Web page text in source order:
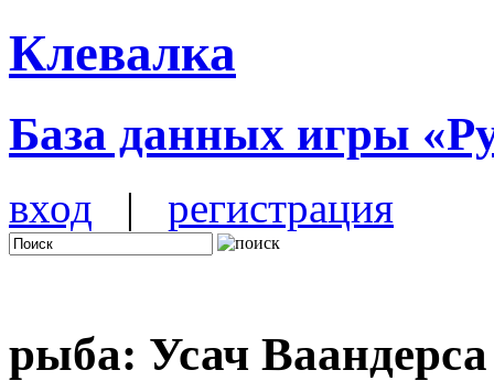
Клевалка
База данных игры
вход | регистрация
рыба: Усач Ваандерса